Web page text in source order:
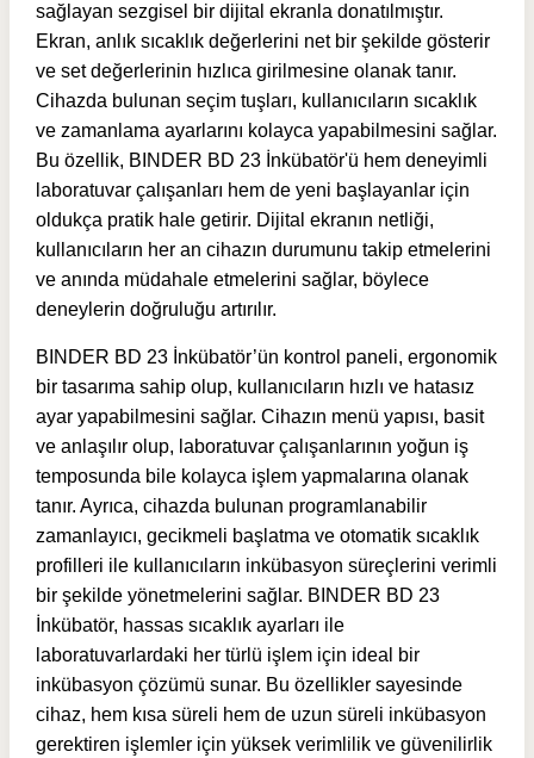
sağlayan sezgisel bir dijital ekranla donatılmıştır.
Ekran, anlık sıcaklık değerlerini net bir şekilde gösterir
ve set değerlerinin hızlıca girilmesine olanak tanır.
Cihazda bulunan seçim tuşları, kullanıcıların sıcaklık
ve zamanlama ayarlarını kolayca yapabilmesini sağlar.
Bu özellik, BINDER BD 23 İnkübatör'ü hem deneyimli
laboratuvar çalışanları hem de yeni başlayanlar için
oldukça pratik hale getirir. Dijital ekranın netliği,
kullanıcıların her an cihazın durumunu takip etmelerini
ve anında müdahale etmelerini sağlar, böylece
deneylerin doğruluğu artırılır.
BINDER BD 23 İnkübatör’ün kontrol paneli, ergonomik
bir tasarıma sahip olup, kullanıcıların hızlı ve hatasız
ayar yapabilmesini sağlar. Cihazın menü yapısı, basit
ve anlaşılır olup, laboratuvar çalışanlarının yoğun iş
temposunda bile kolayca işlem yapmalarına olanak
tanır. Ayrıca, cihazda bulunan programlanabilir
zamanlayıcı, gecikmeli başlatma ve otomatik sıcaklık
profilleri ile kullanıcıların inkübasyon süreçlerini verimli
bir şekilde yönetmelerini sağlar. BINDER BD 23
İnkübatör, hassas sıcaklık ayarları ile
laboratuvarlardaki her türlü işlem için ideal bir
inkübasyon çözümü sunar. Bu özellikler sayesinde
cihaz, hem kısa süreli hem de uzun süreli inkübasyon
gerektiren işlemler için yüksek verimlilik ve güvenilirlik